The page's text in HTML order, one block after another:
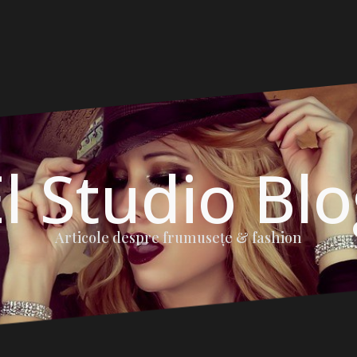
Studio
Articole despre frumuseţe & fashion